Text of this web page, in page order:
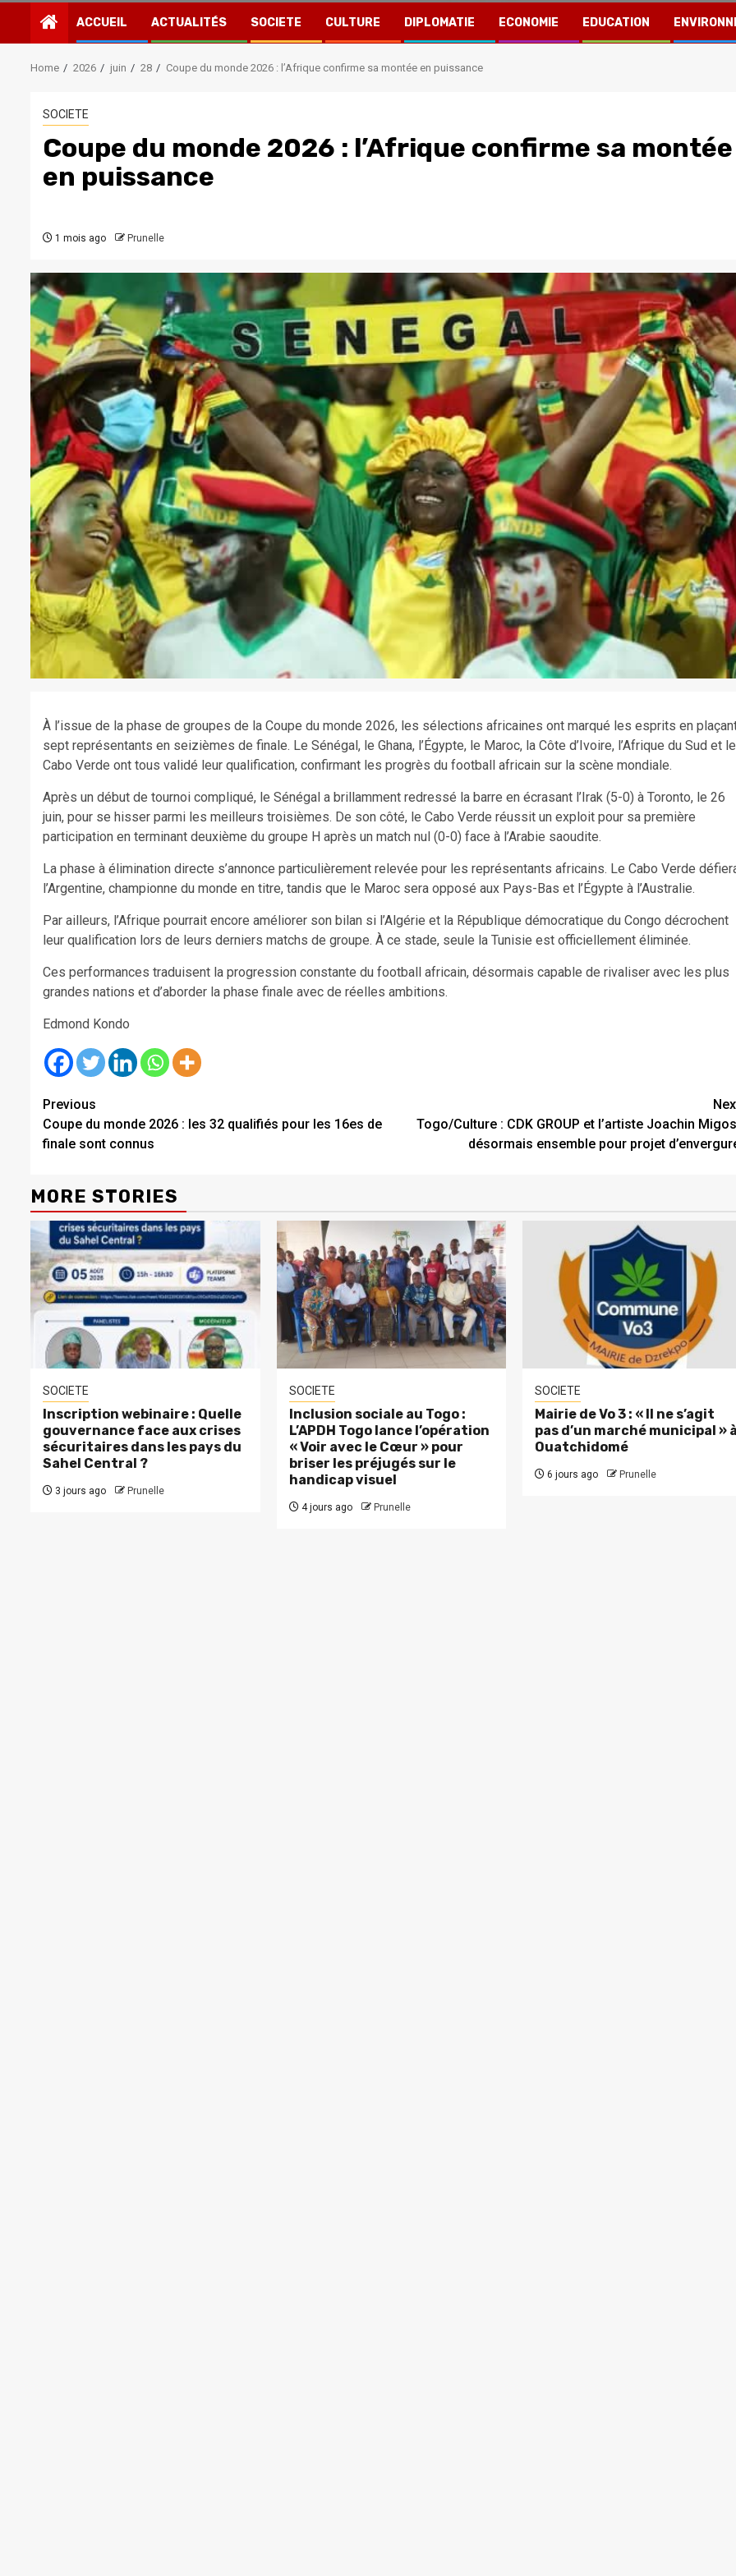
ACCUEIL ACTUALITÉS SOCIETE CULTURE DIPLOMATIE ECONOMIE EDUCATION
Home 2026 juin 28 Coupe du monde 2026 : l’Afrique confirme sa montée en puissance
SOCIETE
Coupe du monde 2026 : l’Afrique confirme sa montée
en puissance
1 mois ago Prunelle
À l’issue de la phase de groupes de la Coupe du monde 2026, les sélections africaines ont marqué les esprits en
sept représentants en seizièmes de finale. Le Sénégal, le Ghana, l’Égypte, le Maroc, la Côte d’Ivoire, l’Afrique du Sud et le
Cabo Verde ont tous validé leur qualification, confirmant les progrès du football africain sur la scène mondiale.
Après un début de tournoi compliqué, le Sénégal a brillamment redressé la barre en écrasant l’Irak (5-0) à Toronto, le 26
juin, pour se hisser parmi les meilleurs troisièmes. De son côté, le Cabo Verde réussit un exploit pour sa première
participation en terminant deuxième du groupe H après un match nul (0-0) face à l’Arabie saoudite.
La phase à élimination directe s’annonce particulièrement relevée pour les représentants africains. Le Cabo Verde
l’Argentine, championne du monde en titre, tandis que le Maroc sera opposé aux Pays-Bas et l’Égypte à l’Australie.
Par ailleurs, l’Afrique pourrait encore améliorer son bilan si l’Algérie et la République démocratique du Congo décrochent
leur qualification lors de leurs derniers matchs de groupe. À ce stade, seule la Tunisie est officiellement éliminée.
Ces performances traduisent la progression constante du football africain, désormais capable de rivaliser avec les plus
grandes nations et d’aborder la phase finale avec de réelles ambitions.
Edmond Kondo
Continue
Reading
Previous
Coupe du monde 2026 : les 32 qualifiés pour les 16es de
finale sont connus
Togo/Culture : CDK GROUP et l’artiste Joachin
désormais ensemble pour projet
MORE STORIES
SOCIETE
Inscription webinaire : Quelle
gouvernance face aux crises
sécuritaires dans les pays du
Sahel Central ?
3 jours ago Prunelle
SOCIETE
Inclusion sociale au Togo :
L’APDH Togo lance l’opération
« Voir avec le Cœur » pour
briser les préjugés sur le
handicap visuel
4 jours ago Prunelle
SOCIETE
Mairie de Vo 3 : « Il ne s’agit
pas d’un marché municipal »
Ouatchidomé
6 jours ago Prunelle